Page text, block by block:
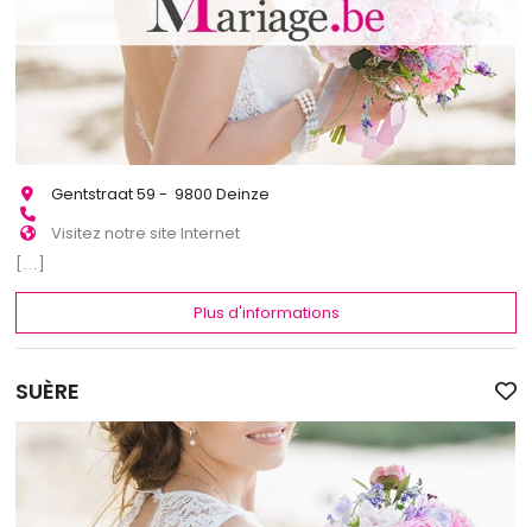
Gentstraat 59 - 9800 Deinze
Visitez notre site Internet
[...]
Plus d'informations
SUÈRE